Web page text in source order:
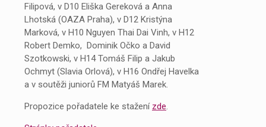
Filipová, v D10 Eliška Gereková a Anna
Lhotská (OAZA Praha), v D12 Kristýna
Marková, v H10 Nguyen Thai Dai Vinh, v H12
Robert Demko, Dominik Očko a David
Szotkowski, v H14 Tomáš Filip a Jakub
Ochmyt (Slavia Orlová), v H16 Ondřej Havelka
a v soutěži juniorů FM Matyáš Marek.
Propozice pořadatele ke stažení zde.